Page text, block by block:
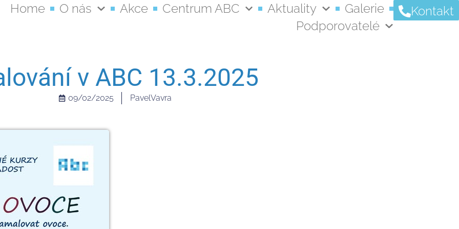
Home O nás Akce Centrum ABC Aktuality
Galerie
Podporovatelé
Kontakt
v ABC 13.3.2025
09/02/2025 PavelVavra